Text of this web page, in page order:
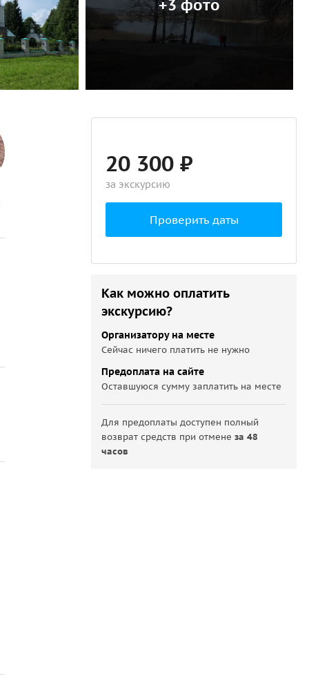
+3 фото
20 300 ₽
за экскурсию
Проверить даты
Как можно оплатить
экскурсию?
Организатору на месте
Сейчас ничего платить не нужно
Предоплата на сайте
Оставшуюся сумму заплатить на месте
Для предоплаты доступен полный
возврат средств при отменеза 48
часов